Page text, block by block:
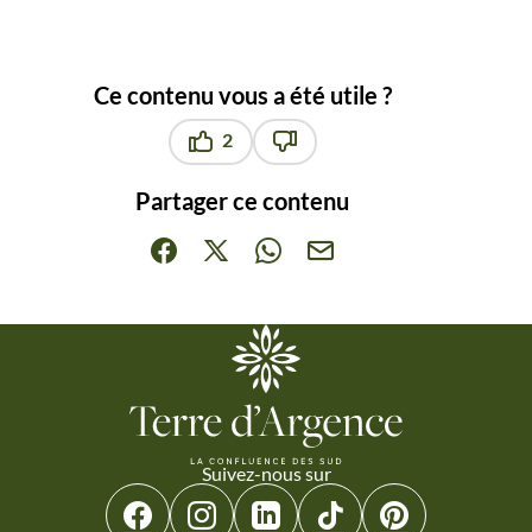
Ce contenu vous a été utile ?
2
Partager ce contenu
Partager sur Facebook (nouvelle fenêtre)
Partager sur X / Twitter (nouvelle
Partager sur WhatsApp
Partager par mail
Suivez-nous sur
Suivez-nous sur Facebook
Suivez-nous sur Instagram
Suivez-nous sur Linkedin
Suivez-nous sur Tiktok
Suivez-nous sur